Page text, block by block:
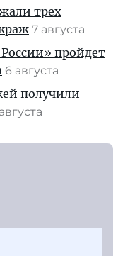
трех
7 августа
пройдет
6 августа
получили